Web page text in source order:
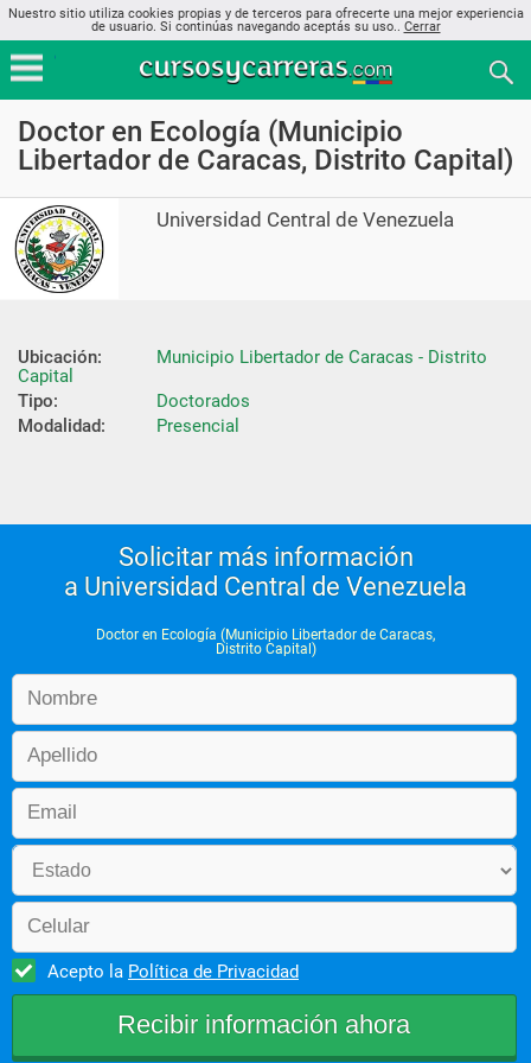
Nuestro sitio utiliza cookies propias y de terceros para ofrecerte una mejor experiencia
de usuario. Si continúas navegando aceptás su uso.. Cerrar
Doctor en Ecología (Municipio
Libertador de Caracas, Distrito Capital)
Universidad Central de Venezuela
Ubicación:
Municipio Libertador de Caracas - Distrito
Capital
Tipo:
Doctorados
Modalidad:
Presencial
Solicitar más información
a Universidad Central de Venezuela
Doctor en Ecología (Municipio Libertador de Caracas,
Distrito Capital)
Acepto la Política de Privacidad